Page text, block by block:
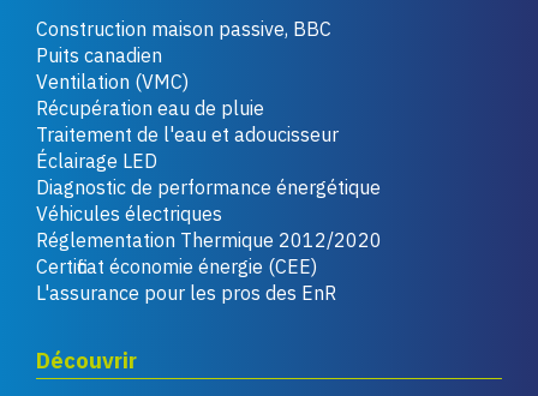
Construction maison passive, BBC
Puits canadien
Ventilation (VMC)
Récupération eau de pluie
Traitement de l'eau et adoucisseur
Éclairage LED
Diagnostic de performance énergétique
Véhicules électriques
Réglementation Thermique 2012/2020
Certificat économie énergie (CEE)
L'assurance pour les pros des EnR
Découvrir